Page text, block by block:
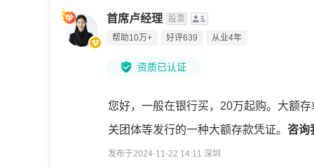
首席卢经理 股票
帮助10万+
好评639 从业4年
资质已认证
您好，一般在银行买，20万起购。大额
关团体等发行的一种大额存款凭证。 咨询
发布于2024-11-22 14:11 深圳